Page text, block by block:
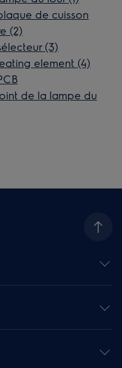
de cuisson
(2)
(3)
element (4)
de la lampe du